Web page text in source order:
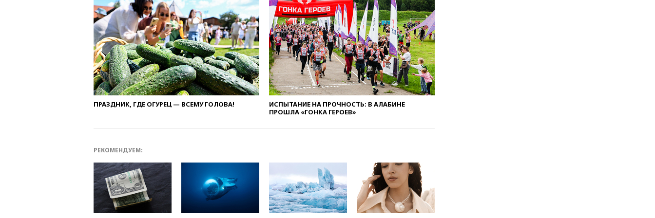
08:16Лукашенко призвал
белорусов покупать избы в
селах
07:30Нигерия стала
крупнейшим поставщиком
авиатоплива в Европу
06:30США и Колумбия
обсуждают координацию
усилий против наркотрафика
05:30ВМС Испании усилили
присутствие в Сеуте на фоне
Трамп попросил
отпустить его с круглого стола
в Госдепе, чтобы «вести
войну»
01:35
Мигрант погиб при
ПРАЗДНИК, ГДЕ ОГУРЕЦ — ВСЕМУ ГОЛОВА!
ИСПЫТАНИЕ НА ПРОЧНОСТЬ: В АЛАБИНЕ
ПРОШЛА «ГОНКА ГЕРОЕВ»
РЕКОМЕНДУЕМ: